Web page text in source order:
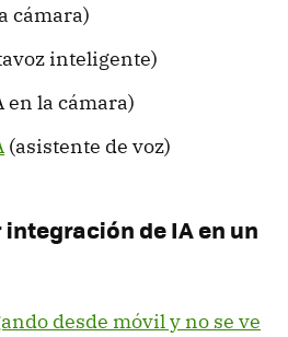
cámara)
inteligente)
en la cámara)
(asistente de voz)
de IA en un
desde móvil y no se ve